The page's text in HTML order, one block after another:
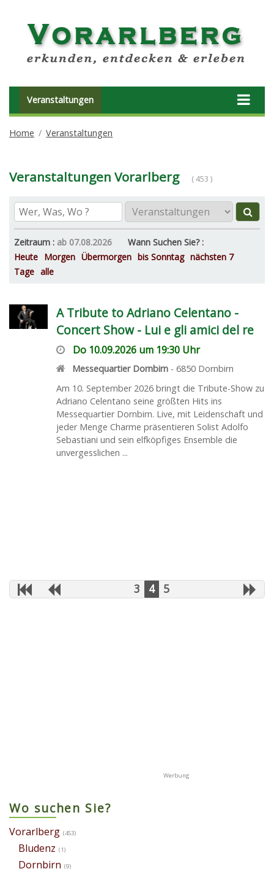
Veranstaltungen
Home Veranstaltungen
Veranstaltungen Vorarlberg ( 453 )
Zeitraum : ab 07.08.2026
Wann Suchen Sie? :
Heute Morgen Übermorgen bis Sonntag nächsten 7
Tage alle
A Tribute to Adriano Celentano -
Concert Show - Lui e gli amici del re
Do 10.09.2026 um 19:30 Uhr
Messequartier Dornbirn -6850 Dornbirn
Am 10. September 2026 bringt die Tribute-Show zu
Adriano Celentano seine größten Hits ins
Messequartier Dornbirn. Live, mit Leidenschaft und
jeder Menge Charme präsentieren Solist Adolfo
Sebastiani und sein elfköpfiges Ensemble die
unvergesslichen ...
3 4 5
Wo suchen Sie?
Vorarlberg (453)
Bludenz (1)
Dornbirn (9)